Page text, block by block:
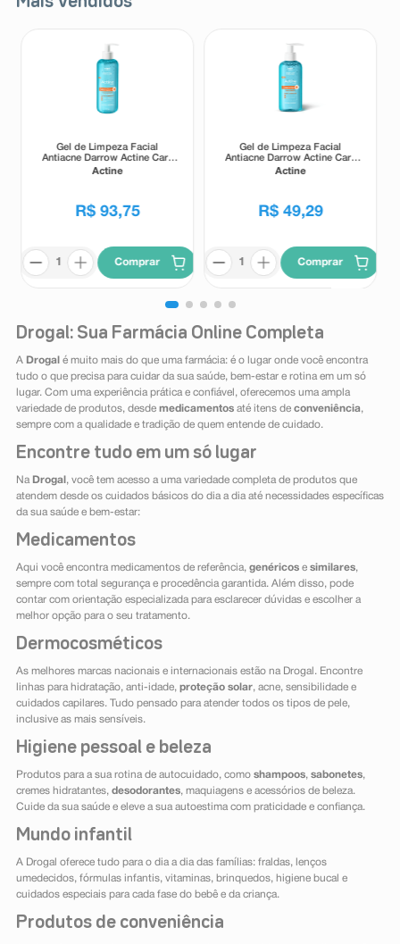
Gel de Limpeza Facial
Antiacne Darrow Actine Care
Alta Tolerância 400g
Actine
R$ 93,75
Comprar
Gel de Limpeza Facial
Antiacne Darrow Actine Care
Alta Tolerância 140g
Actine
R$ 49,29
Comprar
Drogal: Sua Farmácia Online Completa
A Drogal é muito mais do que uma farmácia: é o lugar onde você encontra
tudo o que precisa para cuidar da sua saúde, bem-estar e rotina em um só
lugar. Com uma experiência prática e confiável, oferecemos uma ampla
variedade de produtos, desde medicamentosaté itens de conveniência,
sempre com a qualidade e tradição de quem entende de cuidado.
Encontre tudo em um só lugar
Na Drogal , você tem acesso a uma variedade completa de produtos que
atendem desde os cuidados básicos do dia a dia até necessidades específicas
da sua saúde e bem-estar:
Medicamentos
Aqui você encontra medicamentos de referência, genéricose similares,
sempre com total segurança e procedência garantida. Além disso, pode
contar com orientação especializada para esclarecer dúvidas e escolher a
melhor opção para o seu tratamento.
Dermocosméticos
As melhores marcas nacionais e internacionais estão na Drogal. Encontre
linhas para hidratação, anti-idade, proteção solar, acne, sensibilidade e
cuidados capilares. Tudo pensado para atender todos os tipos de pele,
inclusive as mais sensíveis.
Higiene pessoal e beleza
Produtos para a sua rotina de autocuidado, como shampoos, sabonetes,
cremes hidratantes, desodorantes, maquiagens e acessórios de beleza.
Cuide da sua saúde e eleve a sua autoestima com praticidade e confiança.
Mundo infantil
A Drogal oferece tudo para o dia a dia das famílias: fraldas, lenços
umedecidos, fórmulas infantis, vitaminas, brinquedos, higiene bucal e
cuidados especiais para cada fase do bebê e da criança.
Produtos de conveniência